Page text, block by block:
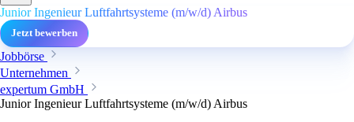
Junior Ingenieur Luftfahrtsysteme (m/w/d) Airbus
Jetzt bewerben
Jobbörse
Unternehmen
expertum GmbH
Junior Ingenieur Luftfahrtsysteme (m/w/d) Airbus